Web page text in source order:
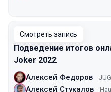
Смотреть запись
Подведение итогов
Joker 2022
Алексей Федоров
Алексей Стукалов